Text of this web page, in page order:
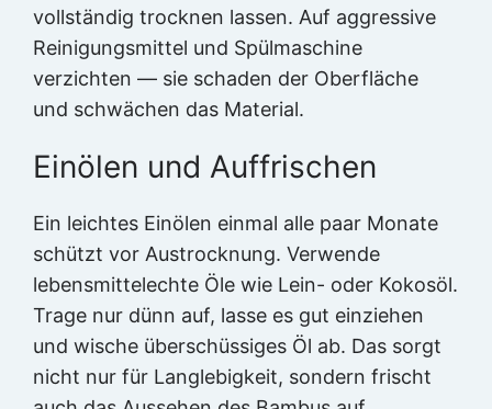
vollständig trocknen lassen. Auf aggressive
Reinigungsmittel und Spülmaschine
verzichten — sie schaden der Oberfläche
und schwächen das Material.
Einölen und Auffrischen
Ein leichtes Einölen einmal alle paar Monate
schützt vor Austrocknung. Verwende
lebensmittelechte Öle wie Lein- oder Kokosöl.
Trage nur dünn auf, lasse es gut einziehen
und wische überschüssiges Öl ab. Das sorgt
nicht nur für Langlebigkeit, sondern frischt